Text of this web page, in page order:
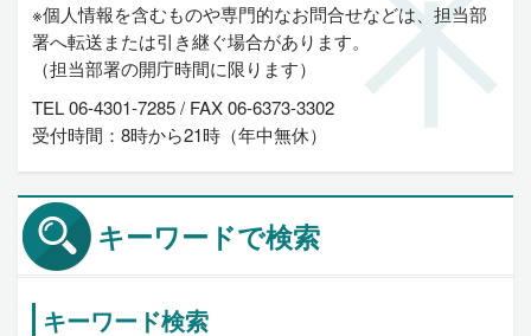
※個人情報を含むものや専門的なお問合せなどは、担当部
署へ転送または引き継ぐ場合があります。
（担当部署の開庁時間に限ります）
TEL 06-4301-7285 / FAX 06-6373-3302
受付時間：8時から21時（年中無休）
キーワードで検索
キーワード検索